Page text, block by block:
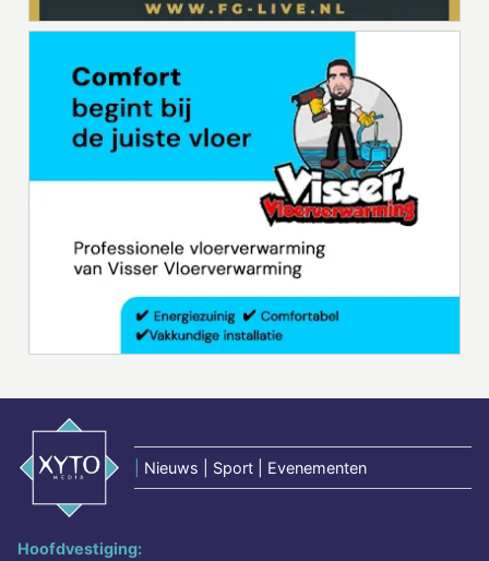
Nieuws | Sport | Evenementen
Hoofdvestiging: